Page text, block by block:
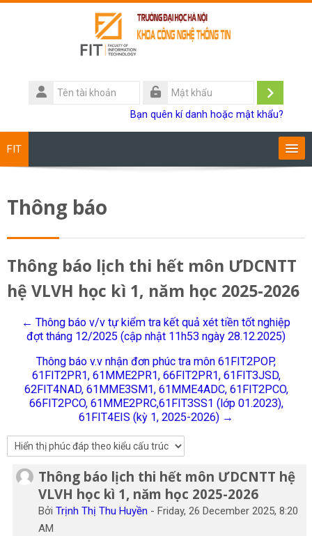
Tên
tài
Đăng
Bạn quên kí danh hoặc mật khẩu?
FIT
Giảng viên
Sinh viên
Research
Tiếng Việt
Tìm
kiếm
khoá
học
Thông báo
Thông báo lịch thi hết môn ƯDCNTT
hệ VLVH học kì 1, năm học 2025-2026
← Thông báo v/v tự kiểm tra kết quả xét tiền tốt nghiệp
đợt tháng 12/2025 (cập nhật 11h53 ngày 28.12.2025)
Thông báo v.v nhận đơn phúc tra môn 61FIT2POP,
61FIT2PR1, 61MME2PR1, 66FIT2PR1, 61FIT3JSD,
62FIT4NAD, 61MME3SM1, 61MME4ADC, 61FIT2PCO,
66FIT2PCO, 61MME2PRC,61FIT3SS1 (lớp 01.2023),
61FIT4EIS (kỳ 1, 2025-2026) →
Thông báo lịch thi hết môn ƯDCNTT hệ
VLVH học kì 1, năm học 2025-2026
Bởi Trịnh Thị Thu Huyền - Friday, 26 December 2025, 8:20
AM
Số lượng các câu trả lời: 0